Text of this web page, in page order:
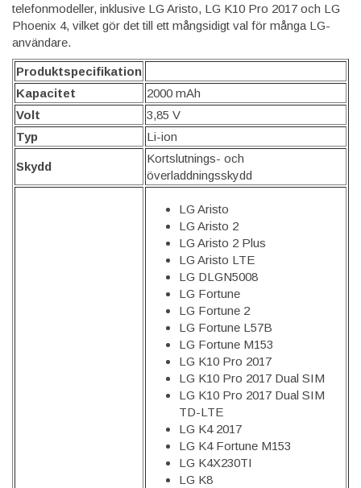
telefonmodeller, inklusive LG Aristo, LG K10 Pro 2017 och LG
Phoenix 4, vilket gör det till ett mångsidigt val för många LG-
användare.
Produktspecifikation
Kapacitet
2000 mAh
Volt
3,85 V
Typ
Li-ion
Skydd
Kortslutnings- och
överladdningsskydd
LG Aristo
LG Aristo 2
LG Aristo 2 Plus
LG Aristo LTE
LG DLGN5008
LG Fortune
LG Fortune 2
LG Fortune L57B
LG Fortune M153
LG K10 Pro 2017
LG K10 Pro 2017 Dual SIM
LG K10 Pro 2017 Dual SIM
TD-LTE
LG K4 2017
LG K4 Fortune M153
LG K4X230TI
LG K8